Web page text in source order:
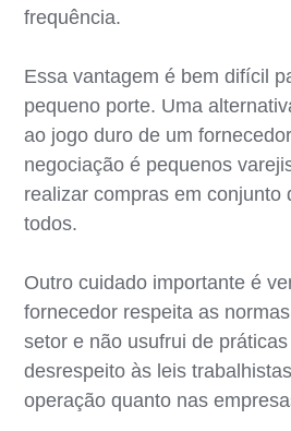
frequência.
Essa vantagem é bem difícil
pequeno porte. Uma
ao jogo duro de um
negociação é pequenos
realizar compras em conjunto
todos.
Outro cuidado importante é
fornecedor respeita as
setor e não usufrui de
desrespeito às leis
operação quanto nas